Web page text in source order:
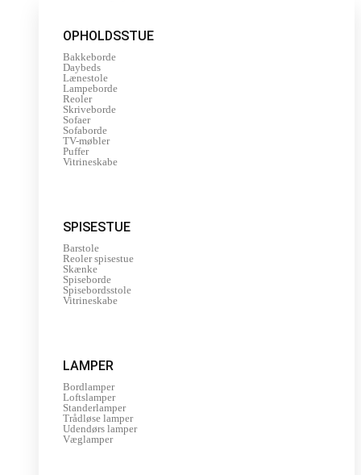
OPHOLDSSTUE
Bakkeborde
Daybeds
Lænestole
Lampeborde
Reoler
Skriveborde
Sofaer
Sofaborde
TV-møbler
Puffer
Vitrineskabe
SPISESTUE
Barstole
Reoler spisestue
Skænke
Spiseborde
Spisebordsstole
Vitrineskabe
LAMPER
Bordlamper
Loftslamper
Standerlamper
Trådløse lamper
Udendørs lamper
Væglamper